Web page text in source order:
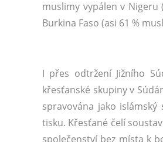
muslimy vypálen v Nigeru
Burkina Faso (asi 61 %
I přes odtržení Jižního
křesťanské skupiny v
spravována jako
tisku. Křesťané čelí
společenství bez místa k